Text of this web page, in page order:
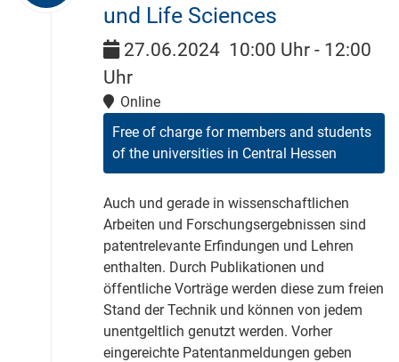
und Life Sciences
27.06.2024 10:00 Uhr - 12:00
Uhr
Online
Free of charge for members and students
of the universities in Central Hessen
Auch und gerade in wissenschaftlichen
Arbeiten und Forschungsergebnissen sind
patentrelevante Erfindungen und Lehren
enthalten. Durch Publikationen und
öffentliche Vorträge werden diese zum freien
Stand der Technik und können von jedem
unentgeltlich genutzt werden. Vorher
eingereichte Patentanmeldungen geben